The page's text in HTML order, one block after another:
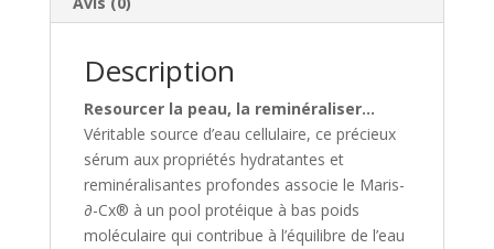
Description
Resourcer la peau, la reminéraliser…
Véritable source d’eau cellulaire, ce précieux
sérum aux propriétés hydratantes et
reminéralisantes profondes associe le Maris-
∂-Cx® à un pool protéique à bas poids
moléculaire qui contribue à l’équilibre de l’eau